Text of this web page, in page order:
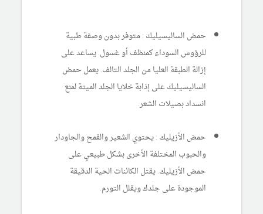
حمض الساليسيليك : متوفر بدون وصفة طبية
للرؤوس السوداء كمنظف أو غسول. يساعد على
إزالة الطبقة العليا من الجلد التالف. يعمل حمض
الساليسيليك على إذابة خلايا الجلد الميتة لمنع
انسداد بصيلات الشعر.
حمض الأزيليك : يحتوي الشعير والقمح والجاودار
والحبوب المختلفة الأخرى بشكل طبيعي على
حمض الأزيليك. يقتل الكائنات الحية الدقيقة
الموجودة على جلدك ويقلل التورم.